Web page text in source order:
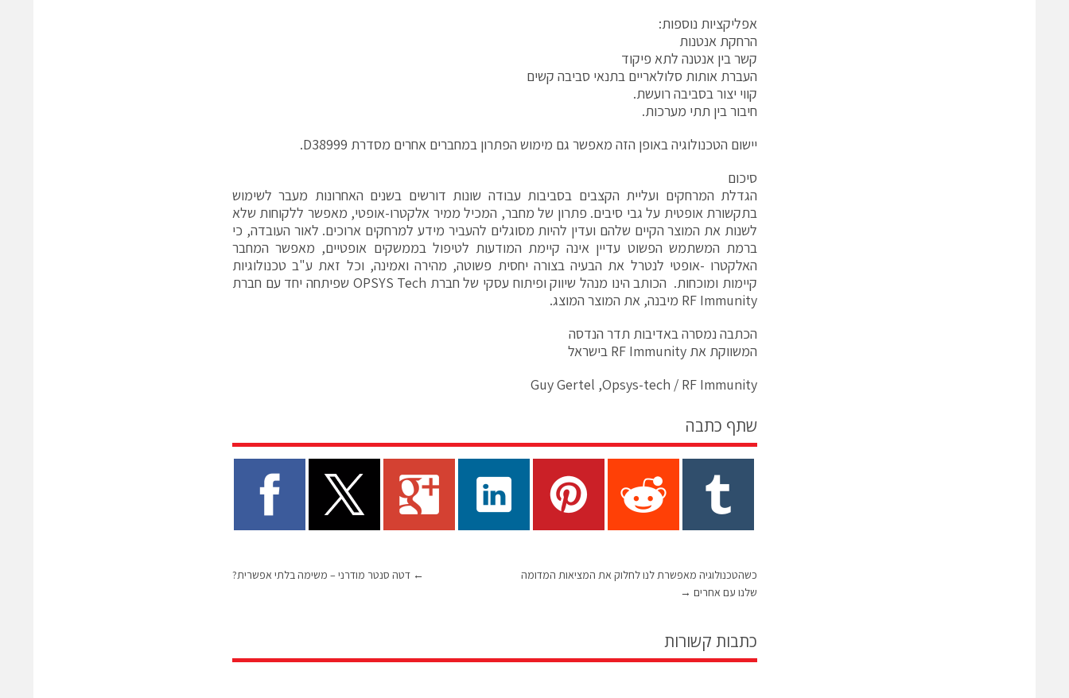
אפליקציות נוספות:
הרחקת אנטנות
קשר בין אנטנה לתא פיקוד
העברת אותות סלולאריים בתנאי סביבה קשים
קווי יצור בסביבה רועשת.
חיבור בין תתי מערכות.
יישום הטכנולוגיה באופן הזה מאפשר גם מימוש הפתרון במחברים אחרים מסדרת D38999.
סיכום
הגדלת המרחקים ועליית הקצבים בסביבות עבודה שונות דורשים בשנים האחרונות מעבר לשימוש
בתקשורת אופטית על גבי סיבים. פתרון של מחבר, המכיל ממיר אלקטרו-אופטי, מאפשר ללקוחות שלא
לשנות את המוצר הקיים שלהם ועדין להיות מסוגלים להעביר מידע למרחקים ארוכים. לאור העובדה, כי
ברמת המשתמש הפשוט עדיין אינה קיימת המודעות לטיפול בממשקים אופטיים, מאפשר המחבר
האלקטרו -אופטי לנטרל את הבעיה בצורה יחסית פשוטה, מהירה ואמינה, וכל זאת ע"ב טכנולוגיות
קיימות ומוכחות. הכותב הינו מנהל שיווק ופיתוח עסקי של חברת OPSYS Tech שפיתחה יחד עם חברת
RF Immunity מיבנה, את המוצר המוצג.
הכתבה נמסרה באדיבות תדר הנדסה
המשווקת את RF Immunity בישראל
Guy Gertel ,Opsys-tech / RF Immunity
שתף כתבה
← דטה סנטר מודרני – משימה בלתי אפשרית?
כשהטכנולוגיה מאפשרת לנו לחלוק את המציאות המדומה
שלנו עם אחרים →
כתבות קשורות